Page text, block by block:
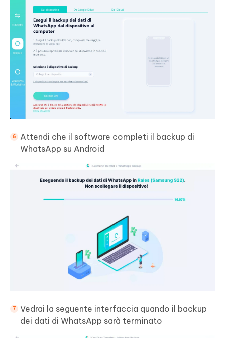
Attendi che il software completi il backup di
WhatsApp su Android
Vedrai la seguente interfaccia quando il backup
dei dati di WhatsApp sarà terminato